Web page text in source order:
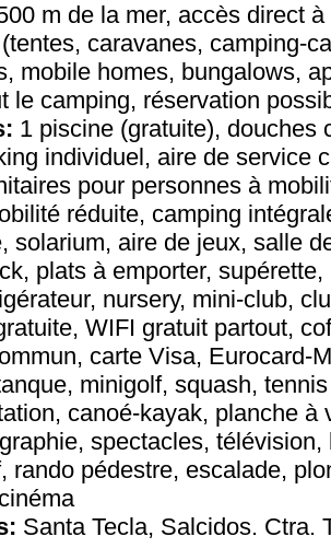
m de la mer, accès direct
caravanes, camping-
mobile homes, bungalows,
le camping, réservation
1 piscine (gratuite), douches
individuel, aire de service
pour personnes à
réduite, camping
solarium, aire de jeux, salle
plats à emporter,
nursery, mini-club,
WIFI gratuit partout,
carte Visa, Eurocard-
minigolf, squash,
canoé-kayak, planche
spectacles,
rando pédestre, escalade,
Santa Tecla, Salcidos. Ctra.